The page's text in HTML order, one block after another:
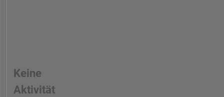
Keine
Aktivität